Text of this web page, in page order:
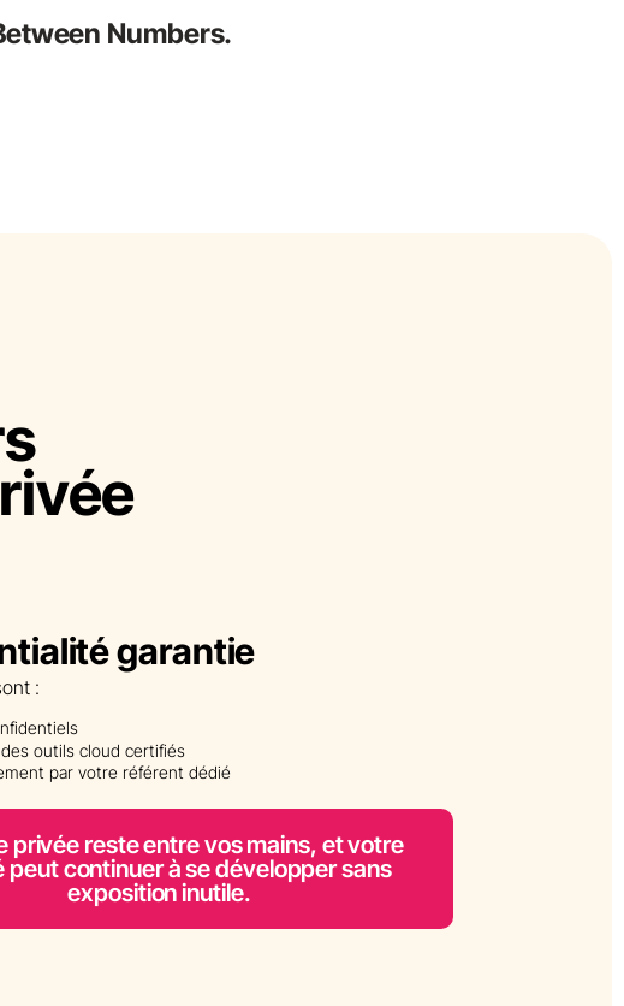
Numbers.
garantie
:
outils cloud certifiés
par votre référent dédié
privée reste entre vos mains, et votre
peut continuer à se développer sans
exposition inutile.